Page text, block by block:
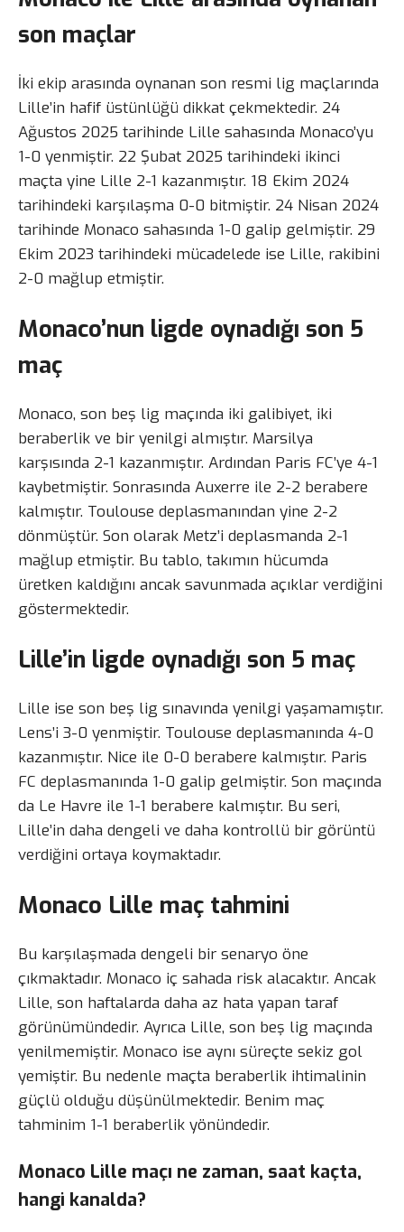
son maçlar
İki ekip arasında oynanan son resmi lig maçlarında
Lille’in hafif üstünlüğü dikkat çekmektedir. 24
Ağustos 2025 tarihinde Lille sahasında Monaco’yu
1-0 yenmiştir. 22 Şubat 2025 tarihindeki ikinci
maçta yine Lille 2-1 kazanmıştır. 18 Ekim 2024
tarihindeki karşılaşma 0-0 bitmiştir. 24 Nisan 2024
tarihinde Monaco sahasında 1-0 galip gelmiştir. 29
Ekim 2023 tarihindeki mücadelede ise Lille, rakibini
2-0 mağlup etmiştir.
Monaco’nun ligde oynadığı son 5
maç
Monaco, son beş lig maçında iki galibiyet, iki
beraberlik ve bir yenilgi almıştır. Marsilya
karşısında 2-1 kazanmıştır. Ardından Paris FC’ye 4-1
kaybetmiştir. Sonrasında Auxerre ile 2-2 berabere
kalmıştır. Toulouse deplasmanından yine 2-2
dönmüştür. Son olarak Metz’i deplasmanda 2-1
mağlup etmiştir. Bu tablo, takımın hücumda
üretken kaldığını ancak savunmada açıklar verdiğini
göstermektedir.
Lille’in ligde oynadığı son 5 maç
Lille ise son beş lig sınavında yenilgi yaşamamıştır.
Lens’i 3-0 yenmiştir. Toulouse deplasmanında 4-0
kazanmıştır. Nice ile 0-0 berabere kalmıştır. Paris
FC deplasmanında 1-0 galip gelmiştir. Son maçında
da Le Havre ile 1-1 berabere kalmıştır. Bu seri,
Lille’in daha dengeli ve daha kontrollü bir görüntü
verdiğini ortaya koymaktadır.
Monaco Lille maç tahmini
Bu karşılaşmada dengeli bir senaryo öne
çıkmaktadır. Monaco iç sahada risk alacaktır. Ancak
Lille, son haftalarda daha az hata yapan taraf
görünümündedir. Ayrıca Lille, son beş lig maçında
yenilmemiştir. Monaco ise aynı süreçte sekiz gol
yemiştir. Bu nedenle maçta beraberlik ihtimalinin
güçlü olduğu düşünülmektedir. Benim maç
tahminim 1-1 beraberlik yönündedir.
Monaco Lille maçı ne zaman, saat kaçta,
hangi kanalda?